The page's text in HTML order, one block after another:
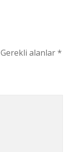
Gerekli alanlar*